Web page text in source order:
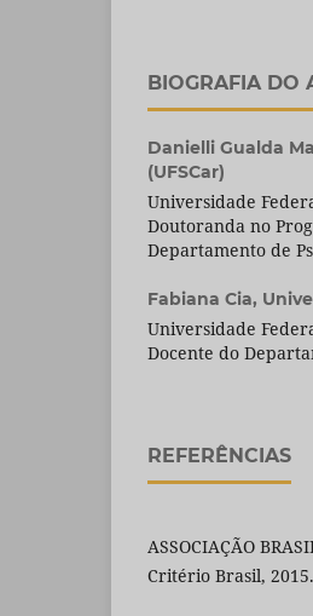
BIOGRAFIA DO
Danielli Gualda
(UFSCar)
Universidade
Doutoranda no
Departamento de
Fabiana Cia,
Universidade
Docente do
REFERÊNCIAS
ASSOCIAÇÃO
Critério Brasil, 2015.